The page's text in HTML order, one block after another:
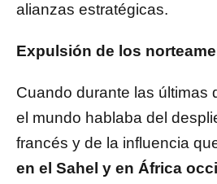
alianzas estratégicas.
Expulsión de los
Cuando durante las últimas
el mundo hablaba del
francés y de la influencia
en el Sahel y en África